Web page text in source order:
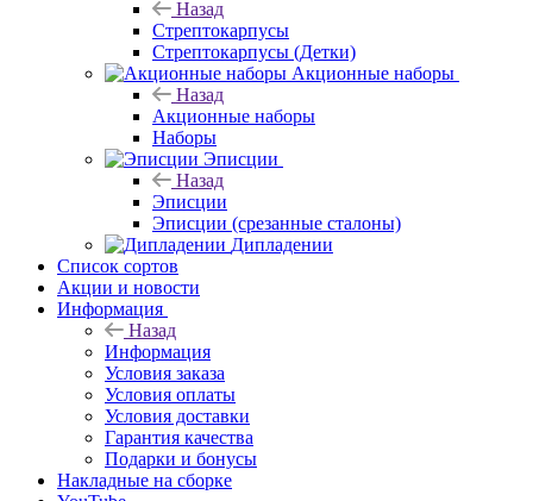
Назад
Стрептокарпусы
Стрептокарпусы (Детки)
Акционные наборы
Назад
Акционные наборы
Наборы
Эписции
Назад
Эписции
Эписции (срезанные сталоны)
Дипладении
Список сортов
Акции и новости
Информация
Назад
Информация
Условия заказа
Условия оплаты
Условия доставки
Гарантия качества
Подарки и бонусы
Накладные на сборке